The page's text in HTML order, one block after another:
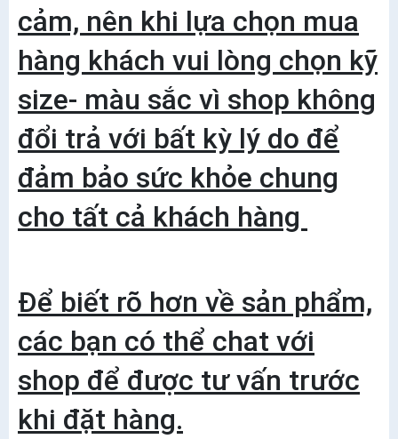
cảm, nên khi lựa chọn mua
hàng khách vui lòng chọn kỹ
size- màu sắc vì shop không
đổi trả với bất kỳ lý do để
đảm bảo sức khỏe chung
cho tất cả khách hàng
Để biết rõ hơn về sản phẩm,
các bạn có thể chat với
shop để được tư vấn trước
khi đặt hàng.